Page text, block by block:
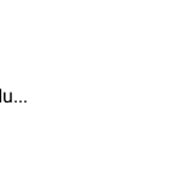
Student/in der Humanmedizin